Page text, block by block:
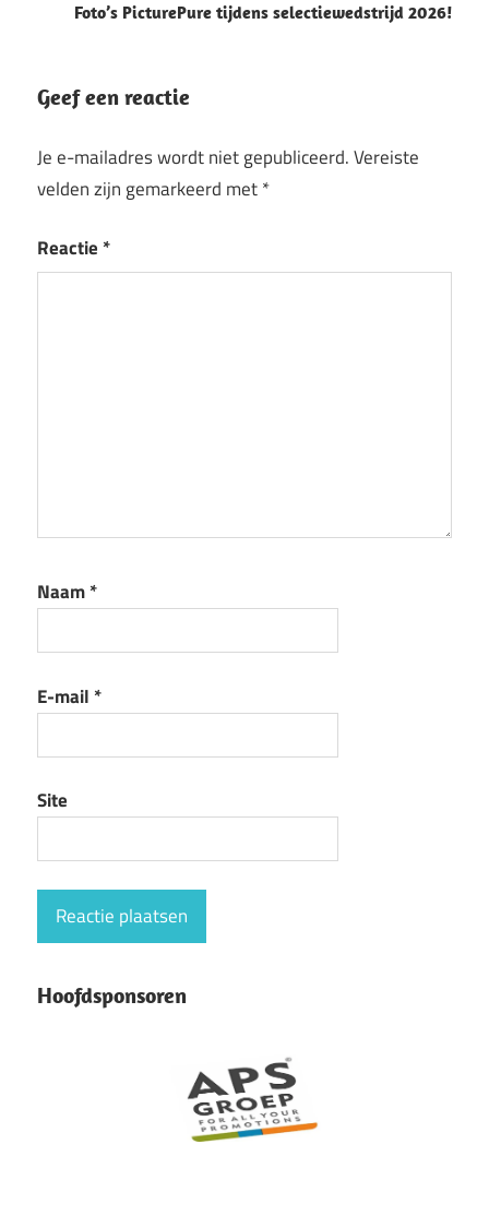
Foto’s PicturePure tijdens selectiewedstrijd 2026!
Geef een reactie
Je e-mailadres wordt niet gepubliceerd.Vereiste
velden zijn gemarkeerd met*
Reactie *
Naam*
E-mail *
Site
Hoofdsponsoren